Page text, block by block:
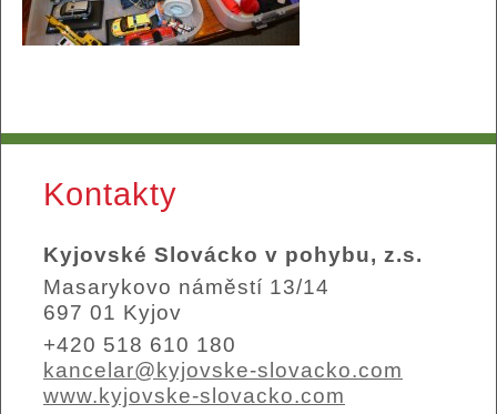
Kontakty
Kyjovské Slovácko v pohybu, z.s.
Masarykovo náměstí 13/14
697 01 Kyjov
+420 518 610 180
kancelar@kyjovske-slovacko.com
www.kyjovske-slovacko.com